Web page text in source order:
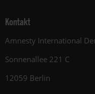
Kontakt
Amnesty International
Sonnenallee 221 C
12059 Berlin